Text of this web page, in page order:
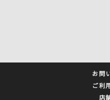
お問
ご利
店